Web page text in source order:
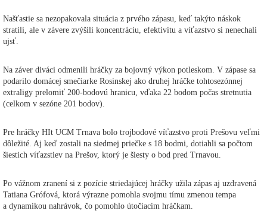
Našťastie sa nezopakovala situácia z prvého zápasu, keď takýto náskok
stratili, ale v závere zvýšili koncentráciu, efektivitu a víťazstvo si nenechali
ujsť.
Na záver diváci odmenili hráčky za bojovný výkon potleskom. V zápase sa
podarilo domácej smečiarke Rosinskej ako druhej hráčke tohtosezónnej
extraligy prelomiť 200-bodovú hranicu, vďaka 22 bodom počas stretnutia
(celkom v sezóne 201 bodov).
Pre hráčky HIt UCM Trnava bolo trojbodové víťazstvo proti Prešovu veľmi
dôležité. Aj keď zostali na siedmej priečke s 18 bodmi, dotiahli sa počtom
šiestich víťazstiev na Prešov, ktorý je šiesty o bod pred Trnavou.
Po vážnom zranení si z pozície striedajúcej hráčky užila zápas aj uzdravená
Tatiana Grófová, ktorá výrazne pomohla svojmu tímu zmenou tempa
a dynamikou nahrávok, čo pomohlo útočiacim hráčkam.